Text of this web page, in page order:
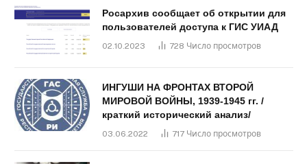
Росархив сообщает об открытии для
пользователей доступа к ГИС УИАД
02.10.2023 728 Число просмотров
ИНГУШИ НА ФРОНТАХ ВТОРОЙ
МИРОВОЙ ВОЙНЫ, 1939-1945 гг. /
краткий исторический анализ/
03.06.2022 717 Число просмотров